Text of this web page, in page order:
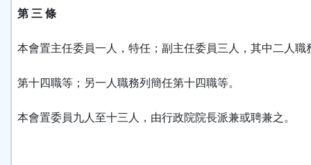
第 三 條
本會置主任委員一人，特任；副主任委員三人，其中二人職
第十四職等；另一人職務列簡任第十四職等。
本會置委員九人至十三人，由行政院院長派兼或聘兼之。